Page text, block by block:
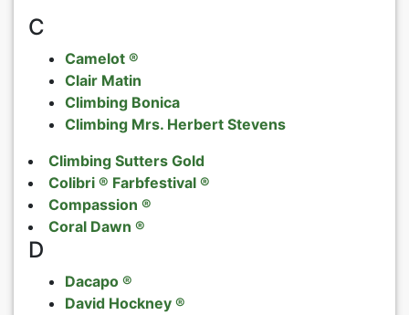
C
Camelot ®
Clair Matin
Climbing Bonica
Climbing Mrs. Herbert Stevens
Climbing Sutters Gold
Colibri ® Farbfestival ®
Compassion ®
Coral Dawn ®
D
Dacapo ®
David Hockney ®